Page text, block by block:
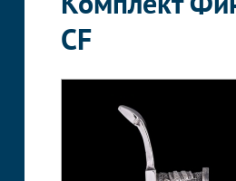
Комплект
CF